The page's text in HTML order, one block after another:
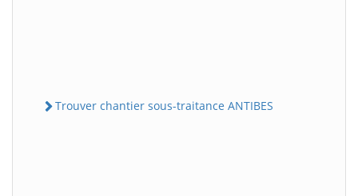
Trouver chantier sous-traitance ANTIBES